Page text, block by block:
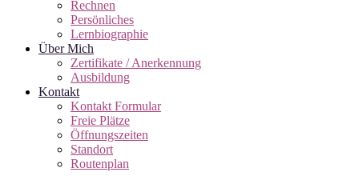
Rechnen
Persönliches
Lernbiographie
Über Mich
Zertifikate / Anerkennung
Ausbildung
Kontakt
Kontakt Formular
Freie Plätze
Öffnungszeiten
Standort
Routenplan